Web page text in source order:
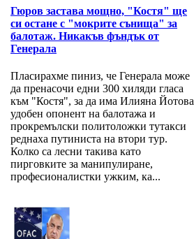
Гюров застава мощно, "Костя" ще
си остане с "мокрите сънища" за
балотаж. Никакъв фъндък от
Генерала
Пласирахме пиниз, че Генерала може
да пренасочи едни 300 хиляди гласа
към "Костя", за да има Илияна Йотова
удобен опонент на балотажа и
прокремълски политоложки тутакси
реднаха путиниста на втори тур.
Колко са лесни такива като
пирговките за манипулиране,
професионалистки ужким, ка...